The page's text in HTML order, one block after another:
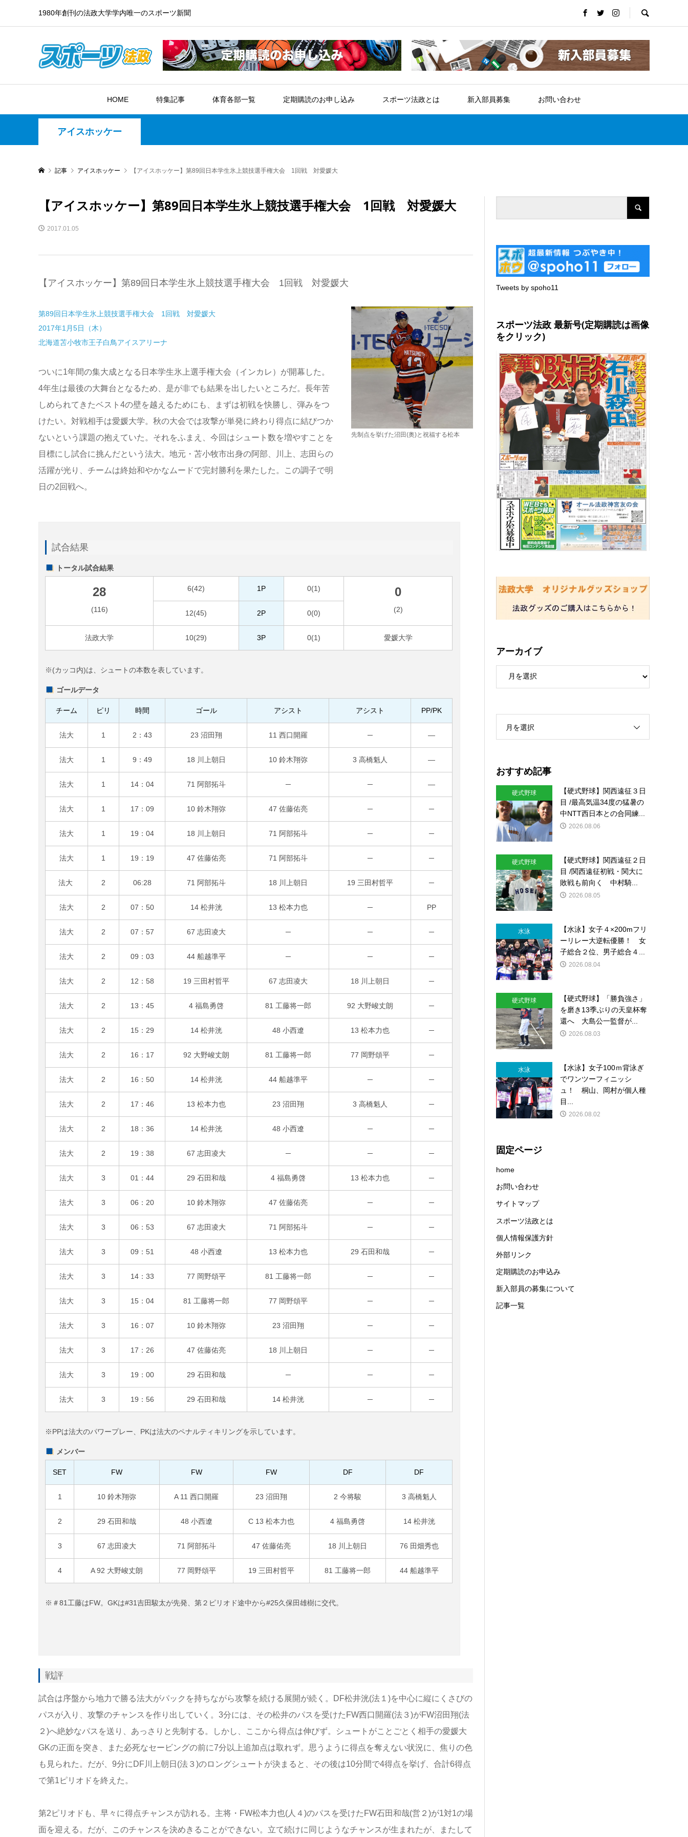
1980年創刊の法政大学学内唯一のスポーツ新聞
HOME 特集記事 体育各部一覧 定期購読のお申し込み スポーツ法政とは 新入部員募集 お問い合わせ
アイスホッケー
記事 アイスホッケー 【アイスホッケー】第89回日本学生氷上競技選手権大会 1回戦 対愛媛大
【アイスホッケー】第89回日本学生氷上競技選手権大会 1回戦 対愛媛大
2017.01.05
【アイスホッケー】第89回日本学生氷上競技選手権大会 1回戦 対愛媛大
第89回日本学生氷上競技選手権大会 1回戦 対愛媛大
2017年1月5日（木）
北海道苫小牧市王子白鳥アイスアリーナ
ついに1年間の集大成となる日本学生氷上選手権大会（インカレ）が開幕した。
4年生は最後の大舞台となるため、是が非でも結果を出したいところだ。長年苦
しめられてきたベスト4の壁を越えるためにも、まずは初戦を快勝し、弾みをつ
けたい。対戦相手は愛媛大学。秋の大会では攻撃が単発に終わり得点に結びつか
ないという課題の抱えていた。それをふまえ、今回はシュート数を増やすことを
目標にし試合に挑んだという法大。地元・苫小牧市出身の阿部、川上、志田らの
活躍が光り、チームは終始和やかなムードで完封勝利を果たした。この調子で明
日の2回戦へ。
先制点を挙げた沼田(奥)と祝福する松本
試合結果
トータル試合結果
28
(116)
6(42) 1P 0(1) 0
(2)
12(45) 2P 0(0)
法政大学 10(29) 3P 0(1) 愛媛大学
※(カッコ内)は、シュートの本数を表しています。
ゴールデータ
チーム ピリ 時間 ゴール アシスト アシスト PP/PK
法大 1 2：43 23 沼田翔 11 西口開羅 ─ ―
法大 1 9：49 18 川上朝日 10 鈴木翔弥 3 高橋魁人 ―
法大 1 14：04 71 阿部拓斗 ─ ─ ―
法大 1 17：09 10 鈴木翔弥 47 佐藤佑亮 ─ ─
法大 1 19：04 18 川上朝日 71 阿部拓斗 ─ ─
法大 1 19：19 47 佐藤佑亮 71 阿部拓斗 ─ ─
法大 2 06:28 71 阿部拓斗 18 川上朝日 19 三田村哲平 ─
法大 2 07：50 14 松井洸 13 松本力也 ─ PP
法大 2 07：57 67 志田凌大 ─ ─ ─
法大 2 09：03 44 船越準平 ─ ─ ─
法大 2 12：58 19 三田村哲平 67 志田凌大 18 川上朝日 ─
法大 2 13：45 4 福島勇啓 81 工藤将一郎 92 大野峻丈朗 ─
法大 2 15：29 14 松井洸 48 小西遼 13 松本力也 ─
法大 2 16：17 92 大野峻丈朗 81 工藤将一郎 77 岡野頌平 ─
法大 2 16：50 14 松井洸 44 船越準平 ─ ─
法大 2 17：46 13 松本力也 23 沼田翔 3 高橋魁人 ─
法大 2 18：36 14 松井洸 48 小西遼 ─ ─
法大 2 19：38 67 志田凌大 ─ ─ ─
法大 3 01：44 29 石田和哉 4 福島勇啓 13 松本力也 ─
法大 3 06：20 10 鈴木翔弥 47 佐藤佑亮 ─ ─
法大 3 06：53 67 志田凌大 71 阿部拓斗 ─ ─
法大 3 09：51 48 小西遼 13 松本力也 29 石田和哉 ─
法大 3 14：33 77 岡野頌平 81 工藤将一郎 ─ ─
法大 3 15：04 81 工藤将一郎 77 岡野頌平 ─ ─
法大 3 16：07 10 鈴木翔弥 23 沼田翔 ─ ─
法大 3 17：26 47 佐藤佑亮 18 川上朝日 ─ ─
法大 3 19：00 29 石田和哉 ─ ─ ─
法大 3 19：56 29 石田和哉 14 松井洸 ─ ─
※PPは法大のパワープレー、PKは法大のペナルティキリングを示しています。
メンバー
SET FW FW FW DF DF
1 10 鈴木翔弥 A 11 西口開羅 23 沼田翔 2 今将駿 3 高橋魁人
2 29 石田和哉 48 小西遼 C 13 松本力也 4 福島勇啓 14 松井洸
3 67 志田凌大 71 阿部拓斗 47 佐藤佑亮 18 川上朝日 76 田畑秀也
4 A 92 大野峻丈朗 77 岡野頌平 19 三田村哲平 81 工藤将一郎 44 船越準平
※＃81工藤はFW。GKは#31吉田駿太が先発、第２ピリオド途中から#25久保田雄樹に交代。
戦評
試合は序盤から地力で勝る法大がパックを持ちながら攻撃を続ける展開が続く。DF松井洸(法１)を中心に縦にくさびの
パスが入り、攻撃のチャンスを作り出していく。3分には、その松井のパスを受けたFW西口開羅(法３)がFW沼田翔(法
２)へ絶妙なパスを送り、あっさりと先制する。しかし、ここから得点は伸びず。シュートがことごとく相手の愛媛大
GKの正面を突き、また必死なセービングの前に7分以上追加点は取れず。思うように得点を奪えない状況に、焦りの色
も見られた。だが、9分にDF川上朝日(法３)のロングシュートが決まると、その後は10分間で4得点を挙げ、合計6得点
で第1ピリオドを終えた。
第2ピリオドも、早々に得点チャンスが訪れる。主将・FW松本力也(人４)のパスを受けたFW石田和哉(営２)が1対1の場
面を迎える。だが、このチャンスを決めきることができない。立て続けに同じようなチャンスが生まれたが、またして
Tweets by spoho11
スポーツ法政 最新号(定期購読は画像
をクリック)
アーカイブ
月を選択
おすすめ記事
硬式野球
【硬式野球】関西遠征３日
目 /最高気温34度の猛暑の
中NTT西日本との合同練...
2026.08.06
硬式野球
【硬式野球】関西遠征２日
目 /関西遠征初戦・関大に
敗戦も前向く 中村騎...
2026.08.05
水泳
【水泳】女子４×200mフリ
ーリレー大逆転優勝！ 女
子総合２位、男子総合４...
2026.08.04
硬式野球
【硬式野球】「勝負強さ」
を磨き13季ぶりの天皇杯奪
還へ 大島公一監督が...
2026.08.03
水泳
【水泳】女子100ｍ背泳ぎ
でワンツーフィニッシ
ュ！ 桐山、岡村が個人種
目...
2026.08.02
固定ページ
home
お問い合わせ
サイトマップ
スポーツ法政とは
個人情報保護方針
外部リンク
定期購読のお申込み
新入部員の募集について
記事一覧